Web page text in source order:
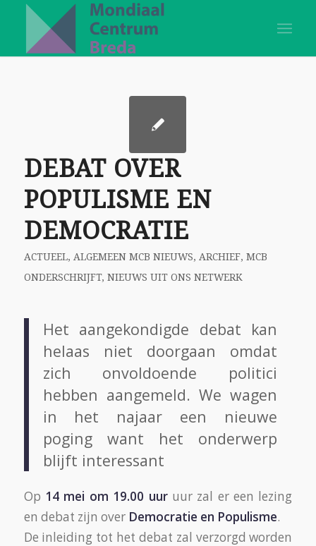
DEBAT OVER
POPULISME EN
DEMOCRATIE
ACTUEEL, ALGEMEEN MCB NIEUWS, ARCHIEF, MCB
ONDERSCHRIJFT, NIEUWS UIT ONS NETWERK
Het aangekondigde debat kan
helaas niet doorgaan omdat
zich onvoldoende politici
hebben aangemeld. We wagen
in het najaar een nieuwe
poging want het onderwerp
blijft interessant
Op 14 mei om 19.00 uuruur zal er een lezing
en debat zijn over Democratie en Populisme.
De inleiding tot het debat zal verzorgd worden